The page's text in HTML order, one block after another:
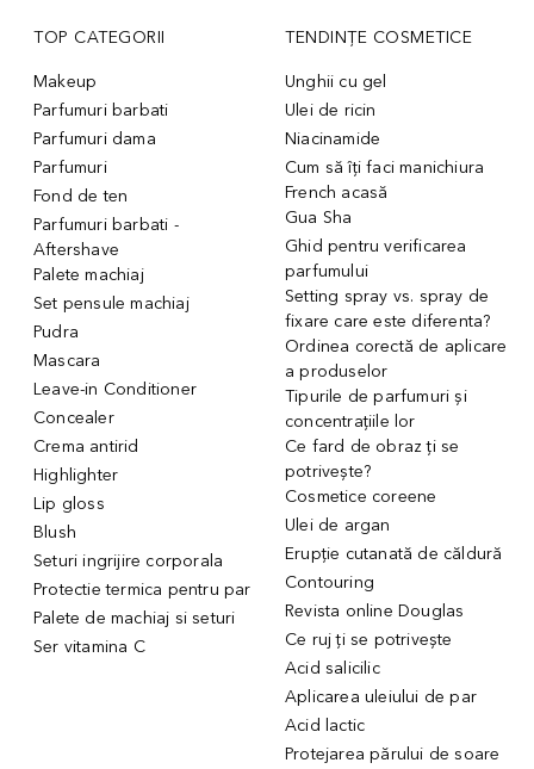
TOP CATEGORII
Makeup
Parfumuri barbati
Parfumuri dama
Parfumuri
Fond de ten
Parfumuri barbati -
Aftershave
Palete machiaj
Set pensule machiaj
Pudra
Mascara
Leave-in Conditioner
Concealer
Crema antirid
Highlighter
Lip gloss
Blush
Seturi ingrijire corporala
Protectie termica pentru par
Palete de machiaj si seturi
Ser vitamina C
TENDINȚE COSMETICE
Unghii cu gel
Ulei de ricin
Niacinamide
Cum să îți faci manichiura
French acasă
Gua Sha
Ghid pentru verificarea
parfumului
Setting spray vs. spray de
fixare care este diferenta?
Ordinea corectă de aplicare
a produselor
Tipurile de parfumuri și
concentrațiile lor
Ce fard de obraz ți se
potrivește?
Cosmetice coreene
Ulei de argan
Erupție cutanată de căldură
Contouring
Revista online Douglas
Ce ruj ți se potrivește
Acid salicilic
Aplicarea uleiului de par
Acid lactic
Protejarea părului de soare